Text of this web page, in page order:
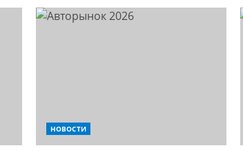
НОВОСТИ